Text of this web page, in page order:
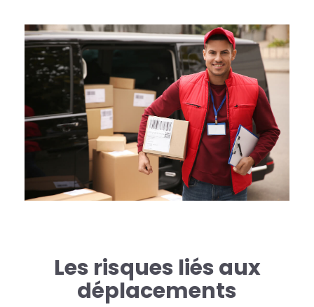
Les risques liés aux
déplacements